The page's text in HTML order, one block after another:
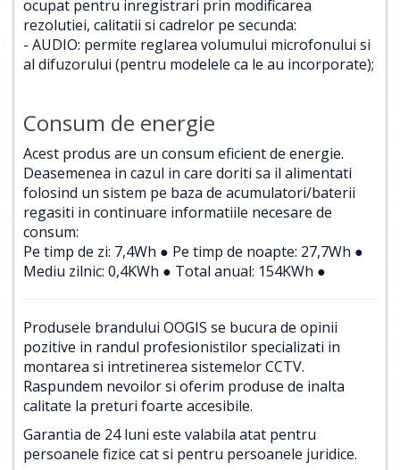
ocupat pentru inregistrari prin modificarea
rezolutiei, calitatii si cadrelor pe secunda:
- AUDIO: permite reglarea volumului microfonului si
al difuzorului (pentru modelele ca le au incorporate);
Consum de energie
Acest produs are un consum eficient de energie.
Deasemenea in cazul in care doriti sa il alimentati
folosind un sistem pe baza de acumulatori/baterii
regasiti in continuare informatiile necesare de
consum:
Pe timp de zi: 7,4Wh ● Pe timp de noapte: 27,7Wh ●
Mediu zilnic: 0,4KWh ● Total anual: 154KWh ●
Produsele brandului OOGIS se bucura de opinii
pozitive in randul profesionistilor specializati in
montarea si intretinerea sistemelor CCTV.
Raspundem nevoilor si oferim produse de inalta
calitate la preturi foarte accesibile.
Garantia de 24 luni este valabila atat pentru
persoanele fizice cat si pentru persoanele juridice.